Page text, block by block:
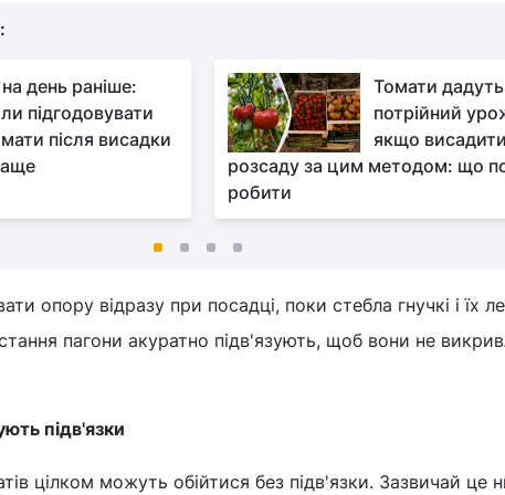
на день раніше:
підгодовувати
після висадки
Томати дадуть
потрійний
якщо висадити
розсаду за цим методом: що
робити
опору відразу при посадці, поки стебла гнучкі і їх
пагони акуратно підв'язують, щоб вони не
підв'язки
цілком можуть обійтися без підв'язки. Зазвичай це